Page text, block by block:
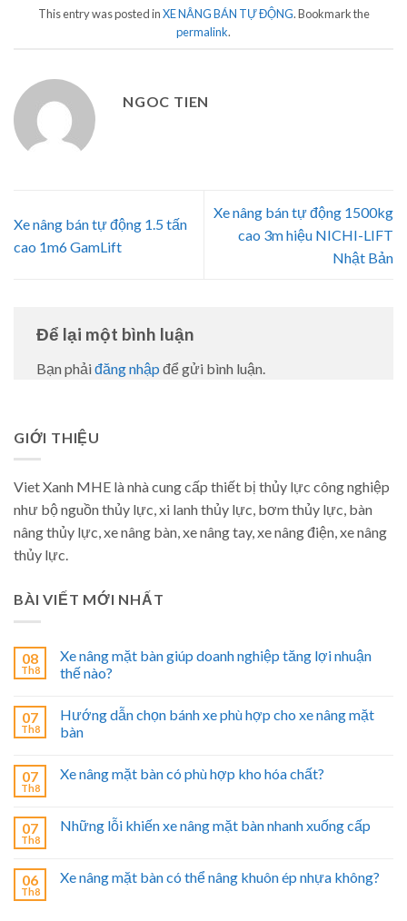
This entry was posted inXE NÂNG BÁN TỰ ĐỘNG. Bookmark the
permalink.
NGOC TIEN
Xe nâng bán tự động 1.5 tấn
cao 1m6 GamLift
Xe nâng bán tự động 1500kg
cao 3m hiệu NICHI-LIFT
Nhật Bản
Để lại một bình luận
Bạn phải đăng nhập để gửi bình luận.
GIỚI THIỆU
Viet Xanh MHE là nhà cung cấp thiết bị thủy lực công nghiệp
như bộ nguồn thủy lực, xi lanh thủy lực, bơm thủy lực, bàn
nâng thủy lực, xe nâng bàn, xe nâng tay, xe nâng điện, xe nâng
thủy lực.
BÀI VIẾT MỚI NHẤT
08
Th8
Xe nâng mặt bàn giúp doanh nghiệp tăng lợi nhuận
thế nào?
07
Th8
Hướng dẫn chọn bánh xe phù hợp cho xe nâng mặt
bàn
07
Th8
Xe nâng mặt bàn có phù hợp kho hóa chất?
07
Th8
Những lỗi khiến xe nâng mặt bàn nhanh xuống cấp
06
Th8
Xe nâng mặt bàn có thể nâng khuôn ép nhựa không?